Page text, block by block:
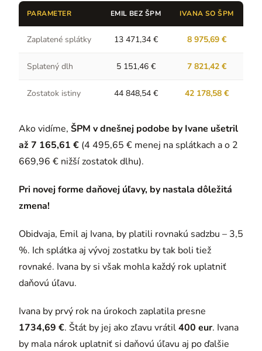
PARAMETER EMIL BEZ ŠPM IVANA SO ŠPM
Zaplatené splátky 13 471,34 € 8 975,69 €
Splatený dlh 5 151,46 € 7 821,42 €
Zostatok istiny 44 848,54 € 42 178,58 €
Ako vidíme, ŠPM v dnešnej podobe by Ivane ušetril
až 7 165,61 € (4 495,65 € menej na splátkach a o 2
669,96 € nižší zostatok dlhu).
Pri novej forme daňovej úľavy, by nastala dôležitá
zmena!
Obidvaja, Emil aj Ivana, by platili rovnakú sadzbu – 3,5
%. Ich splátka aj vývoj zostatku by tak boli tiež
rovnaké. Ivana by si však mohla každý rok uplatniť
daňovú úľavu.
Ivana by prvý rok na úrokoch zaplatila presne
1734,69 €. Štát by jej ako zľavu vrátil400 eur. Ivana
by mala nárok uplatniť si daňovú úľavu aj po ďalšie